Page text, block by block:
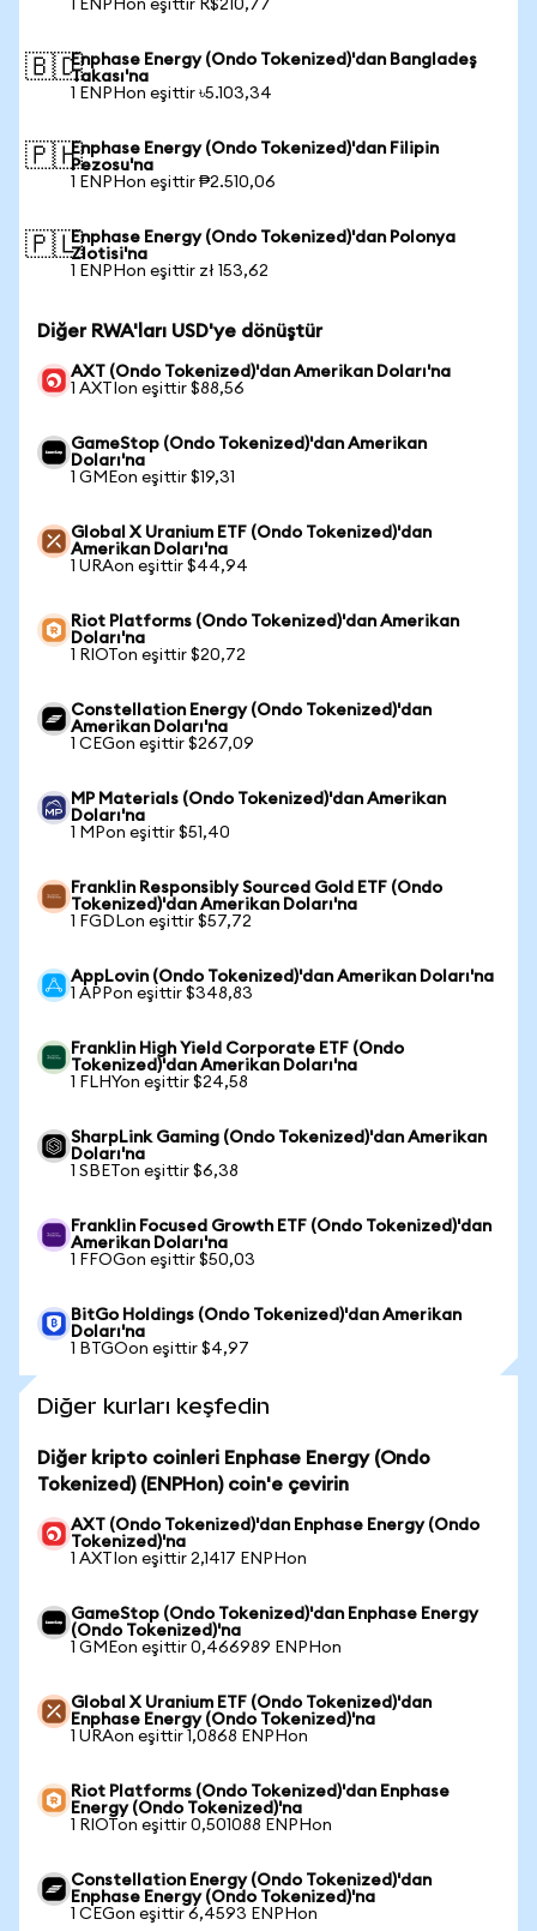
1 ENPHon eşittir R$210,77
🇧🇩Enphase Energy (Ondo Tokenized)'dan Bangladeş
Takası'na
1 ENPHon eşittir ৳5.103,34
🇵🇭Enphase Energy (Ondo Tokenized)'dan Filipin
Pezosu'na
1 ENPHon eşittir ₱2.510,06
🇵🇱Enphase Energy (Ondo Tokenized)'dan Polonya
Zlotisi'na
1 ENPHon eşittir zł 153,62
Diğer RWA'ları USD'ye dönüştür
AXT (Ondo Tokenized)'dan Amerikan Doları'na
1 AXTIon eşittir $88,56
GameStop (Ondo Tokenized)'dan Amerikan
Doları'na
1 GMEon eşittir $19,31
Global X Uranium ETF (Ondo Tokenized)'dan
Amerikan Doları'na
1 URAon eşittir $44,94
Riot Platforms (Ondo Tokenized)'dan Amerikan
Doları'na
1 RIOTon eşittir $20,72
Constellation Energy (Ondo Tokenized)'dan
Amerikan Doları'na
1 CEGon eşittir $267,09
MP Materials (Ondo Tokenized)'dan Amerikan
Doları'na
1 MPon eşittir $51,40
Franklin Responsibly Sourced Gold ETF (Ondo
Tokenized)'dan Amerikan Doları'na
1 FGDLon eşittir $57,72
AppLovin (Ondo Tokenized)'dan Amerikan Doları'na
1 APPon eşittir $348,83
Franklin High Yield Corporate ETF (Ondo
Tokenized)'dan Amerikan Doları'na
1 FLHYon eşittir $24,58
SharpLink Gaming (Ondo Tokenized)'dan Amerikan
Doları'na
1 SBETon eşittir $6,38
Franklin Focused Growth ETF (Ondo Tokenized)'dan
Amerikan Doları'na
1 FFOGon eşittir $50,03
BitGo Holdings (Ondo Tokenized)'dan Amerikan
Doları'na
1 BTGOon eşittir $4,97
Diğer kurları keşfedin
Diğer kripto coinleri Enphase Energy (Ondo
Tokenized) (ENPHon) coin'e çevirin
AXT (Ondo Tokenized)'dan Enphase Energy (Ondo
Tokenized)'na
1 AXTIon eşittir 2,1417 ENPHon
GameStop (Ondo Tokenized)'dan Enphase Energy
(Ondo Tokenized)'na
1 GMEon eşittir 0,466989 ENPHon
Global X Uranium ETF (Ondo Tokenized)'dan
Enphase Energy (Ondo Tokenized)'na
1 URAon eşittir 1,0868 ENPHon
Riot Platforms (Ondo Tokenized)'dan Enphase
Energy (Ondo Tokenized)'na
1 RIOTon eşittir 0,501088 ENPHon
Constellation Energy (Ondo Tokenized)'dan
Enphase Energy (Ondo Tokenized)'na
1 CEGon eşittir 6,4593 ENPHon